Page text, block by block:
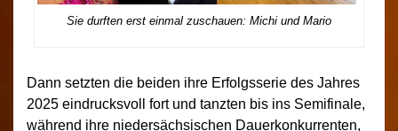
Sie durften erst einmal zuschauen: Michi und Mario
Dann setzten die beiden ihre Erfolgsserie des Jahres
2025 eindrucksvoll fort und tanzten bis ins Semifinale,
während ihre niedersächsischen Dauerkonkurrenten,